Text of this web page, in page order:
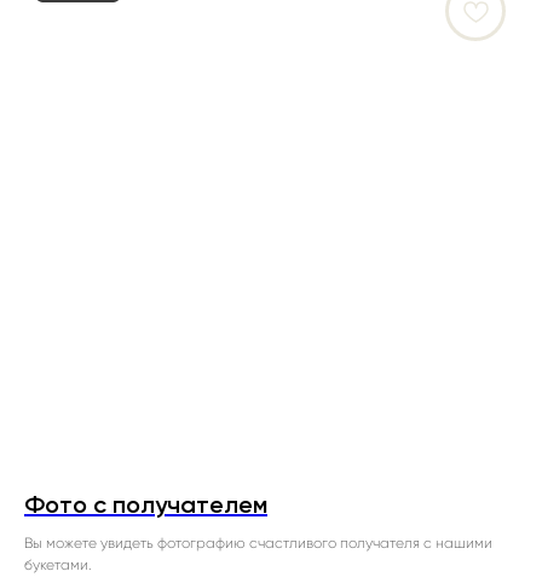
Фото с получателем
Вы можете увидеть фотографию счастливого получателя с нашими
букетами.